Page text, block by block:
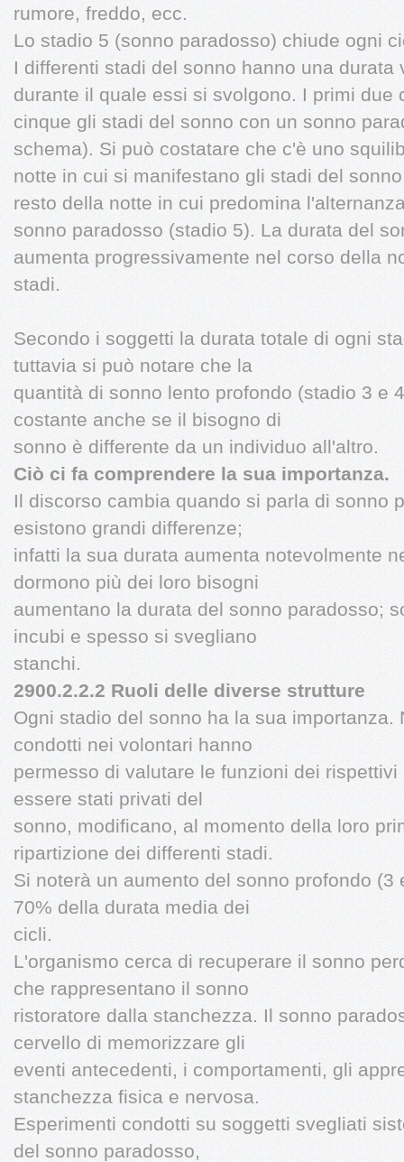
rumore, freddo, ecc.
Lo stadio 5 (sonno paradosso) chiude ogni
I differenti stadi del sonno hanno una
durante il quale essi si svolgono. I primi due
cinque gli stadi del sonno con un sonno
schema). Si può costatare che c'è uno
notte in cui si manifestano gli stadi del
resto della notte in cui predomina
sonno paradosso (stadio 5). La durata del
aumenta progressivamente nel corso della
stadi.
Secondo i soggetti la durata totale di ogni
tuttavia si può notare che la
quantità di sonno lento profondo (stadio 3 e
costante anche se il bisogno di
sonno è differente da un individuo all'altro.
Ciò ci fa comprendere la sua importanza.
Il discorso cambia quando si parla di sonno
esistono grandi differenze;
infatti la sua durata aumenta notevolmente
dormono più dei loro bisogni
aumentano la durata del sonno paradosso;
incubi e spesso si svegliano
stanchi.
2900.2.2.2 Ruoli delle diverse strutture
Ogni stadio del sonno ha la sua importanza.
condotti nei volontari hanno
permesso di valutare le funzioni dei
essere stati privati del
sonno, modificano, al momento della loro
ripartizione dei differenti stadi.
Si noterà un aumento del sonno profondo
70% della durata media dei
cicli.
L'organismo cerca di recuperare il sonno
che rappresentano il sonno
ristoratore dalla stanchezza. Il sonno
cervello di memorizzare gli
eventi antecedenti, i comportamenti, gli
stanchezza fisica e nervosa.
Esperimenti condotti su soggetti svegliati
del sonno paradosso,